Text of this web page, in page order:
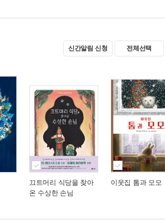
신간알림 신청 전체선택
끄트머리 식당을 찾아
온 수상한 손님
이웃집 톰과 모모